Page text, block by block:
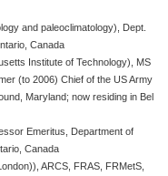
and paleoclimatology), Dept.
Canada
Institute of Technology), MS
(to 2006) Chief of the US Army
Maryland; now residing in Bel
Emeritus, Department of
Canada
ARCS, FRAS, FRMetS,